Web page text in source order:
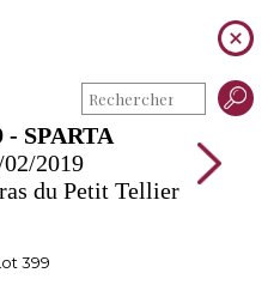
- SPARTA
2019
du Petit Tellier